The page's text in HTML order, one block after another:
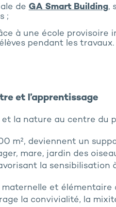
de GA Smart Building,
;
à une école provisoire
pendant les travaux.
et l’apprentissage
et la nature au centre du
m², deviennent un
mare, jardin des
la sensibilisation
et élémentaire
la convivialité, la